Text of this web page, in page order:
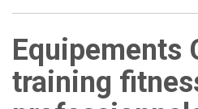
Equipements
training